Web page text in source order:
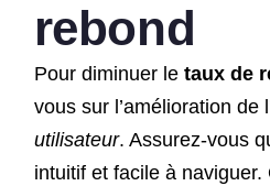
rebond
Pour diminuer le taux de
vous sur l’amélioration de
utilisateur. Assurez-vous
intuitif et facile à naviguer.